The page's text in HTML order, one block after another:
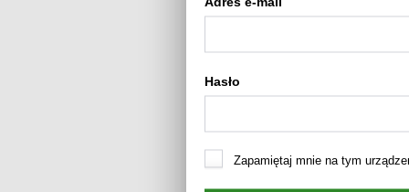
Hasło
Zapamiętaj mnie na tym